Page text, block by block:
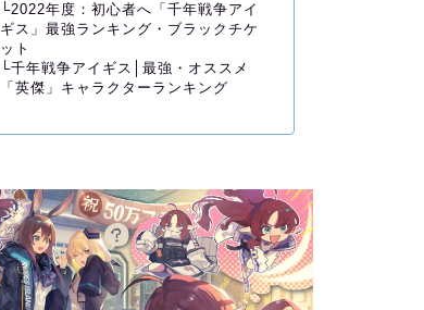
└2022年度：初心者へ「千年戦争アイ
ギス」最強ランキング・ブラックチケ
ット
└千年戦争アイギス│最強・オススメ
「英傑」キャラクターランキング